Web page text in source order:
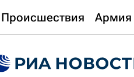
Происшествия Армия